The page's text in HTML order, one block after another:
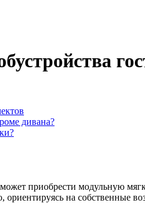
дивана?
приобрести модульную
ориентируясь на собственные